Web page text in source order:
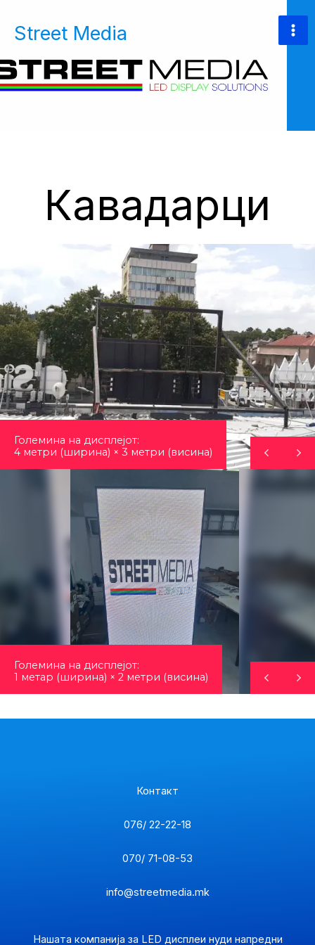
Street Media
Кавадарци
Големина на дисплејот:
4 метри (ширина) × 3 метри (висина)
Големина на дисплејот:
1 метар (ширина) × 2 метри (висина)
Контакт
076/ 22-22-18
070/ 71-08-53
info@streetmedia.mk
Нашата компанија за LED дисплеи нуди напредни